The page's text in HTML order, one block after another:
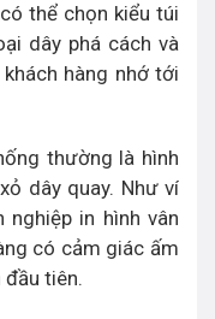
thể chọn kiểu túi
dây phá cách và
hàng nhớ tới
thường là hình
dây quay. Như ví
in hình vân
có cảm giác ấm
đầu tiên.